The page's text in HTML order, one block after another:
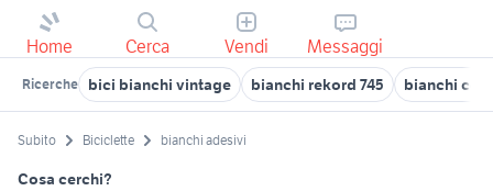
Home Cerca Vendi Messaggi
Ricerche bici bianchi vintage bianchi rekord 745 bianchi
Subito Biciclette bianchi adesivi
Cosa cerchi?